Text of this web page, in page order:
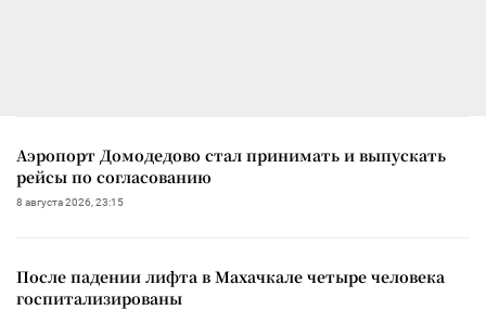
Аэропорт Домодедово стал принимать и выпускать
рейсы по согласованию
8 августа 2026, 23:15
После падении лифта в Махачкале четыре человека
госпитализированы